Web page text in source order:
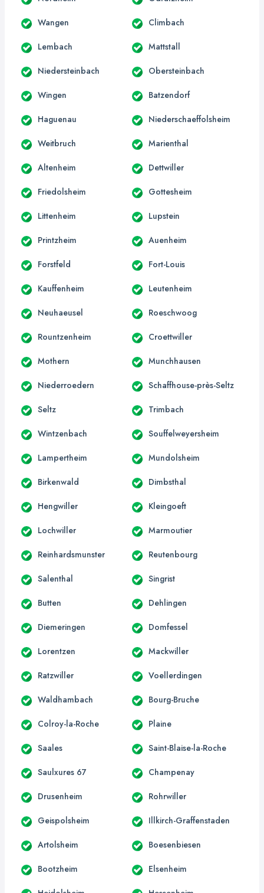
Wangen Climbach
Lembach Mattstall
Niedersteinbach Obersteinbach
Wingen Batzendorf
Haguenau Niederschaeffolsheim
Weitbruch Marienthal
Altenheim Dettwiller
Friedolsheim Gottesheim
Littenheim Lupstein
Printzheim Auenheim
Forstfeld Fort-Louis
Kauffenheim Leutenheim
Neuhaeusel Roeschwoog
Rountzenheim Croettwiller
Mothern Munchhausen
Niederroedern Schaffhouse-près-Seltz
Seltz Trimbach
Wintzenbach Souffelweyersheim
Lampertheim Mundolsheim
Birkenwald Dimbsthal
Hengwiller Kleingoeft
Lochwiller Marmoutier
Reinhardsmunster Reutenbourg
Salenthal Singrist
Butten Dehlingen
Diemeringen Domfessel
Lorentzen Mackwiller
Ratzwiller Voellerdingen
Waldhambach Bourg-Bruche
Colroy-la-Roche Plaine
Saales Saint-Blaise-la-Roche
Saulxures 67 Champenay
Drusenheim Rohrwiller
Geispolsheim Illkirch-Graffenstaden
Artolsheim Boesenbiesen
Bootzheim Elsenheim